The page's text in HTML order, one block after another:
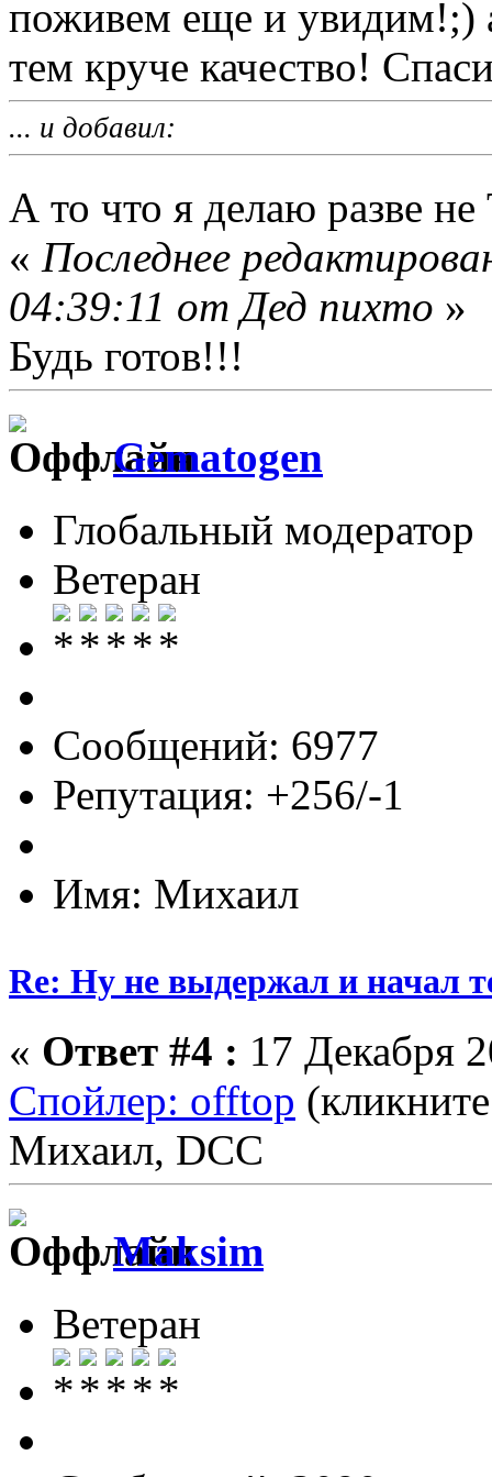
поживем еще и увидим!;)
тем круче качество!
... и добавил:
А то что я делаю разве не
« Последнее
04:39:11 от Дед пихто »
Будь готов!!!
Gematogen
Глобальный модератор
Ветеран
Сообщений: 6977
Репутация: +256/-1
Имя: Михаил
Re: Ну не выдержал и начал
« Ответ #4 : 17 Декабря
Спойлер: offtop
Михаил, DCC
Maksim
Ветеран